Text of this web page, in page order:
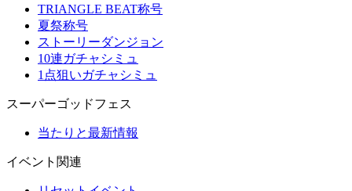
TRIANGLE BEAT称号
夏祭称号
ストーリーダンジョン
10連ガチャシミュ
1点狙いガチャシミュ
スーパーゴッドフェス
当たりと最新情報
イベント関連